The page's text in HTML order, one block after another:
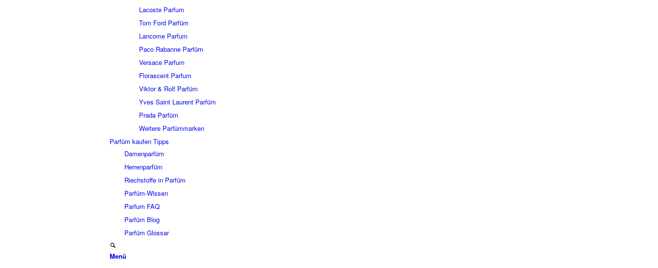
Lacoste Parfum
Tom Ford Parfüm
Lancome Parfum
Paco Rabanne Parfüm
Versace Parfum
Florascent Parfum
Viktor & Rolf Parfüm
Yves Saint Laurent Parfüm
Prada Parfüm
Weitere Parfümmarken
Parfüm kaufen Tipps
Damenparfüm
Herrenparfüm
Riechstoffe in Parfüm
Parfüm-Wissen
Parfum FAQ
Parfüm Blog
Parfüm Glossar
Menü